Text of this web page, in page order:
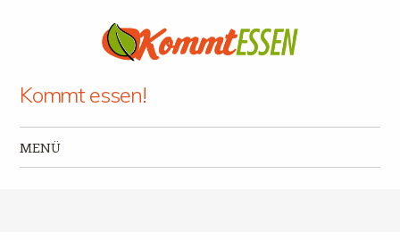
Kommt essen!
MENÜ